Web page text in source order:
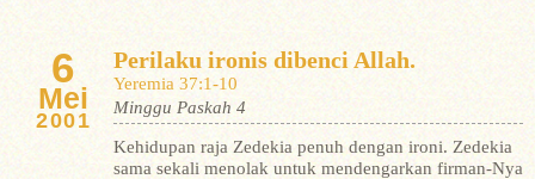
6
Mei
2001
Perilaku ironis dibenci Allah.
Yeremia 37:1-10
Minggu Paskah 4
Kehidupan raja Zedekia penuh dengan ironi. Zedekia
sama sekali menolak untuk mendengarkan firman-Nya